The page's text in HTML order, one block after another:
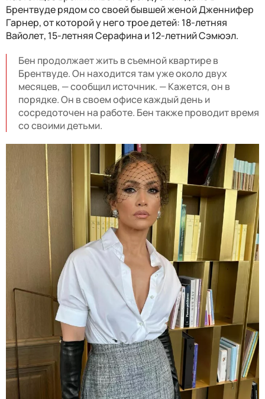
Брентвуде рядом со своей бывшей женой Дженнифер
Гарнер, от которой у него трое детей: 18-летняя
Вайолет, 15-летняя Серафина и 12-летний Сэмюэл.
Бен продолжает жить в съемной квартире в
Брентвуде. Он находится там уже около двух
месяцев, — сообщил источник. — Кажется, он в
порядке. Он в своем офисе каждый день и
сосредоточен на работе. Бен также проводит время
со своими детьми.